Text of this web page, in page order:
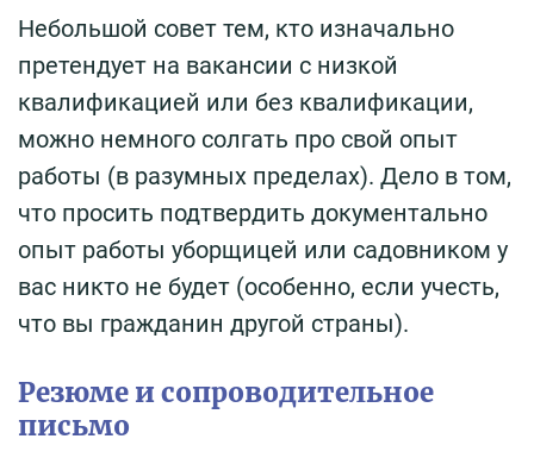
Небольшой совет тем, кто изначально
претендует на вакансии с низкой
квалификацией или без квалификации,
можно немного солгать про свой опыт
работы (в разумных пределах). Дело в том,
что просить подтвердить документально
опыт работы уборщицей или садовником у
вас никто не будет (особенно, если учесть,
что вы гражданин другой страны).
Резюме и сопроводительное
письмо